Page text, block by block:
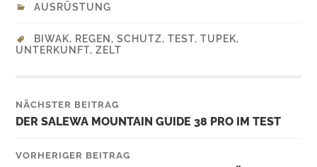
AUSRÜSTUNG
BIWAK, REGEN,SCHUTZ,TEST,TUPEK,
UNTERKUNFT,ZELT
NÄCHSTER BEITRAG
DER SALEWA MOUNTAIN GUIDE 38 PRO IM TEST
VORHERIGER BEITRAG